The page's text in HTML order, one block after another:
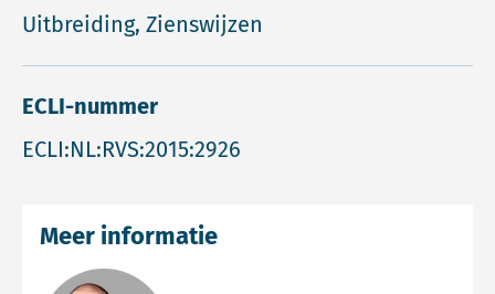
Uitbreiding, Zienswijzen
ECLI-nummer
ECLI:NL:RVS:2015:2926
Meer informatie